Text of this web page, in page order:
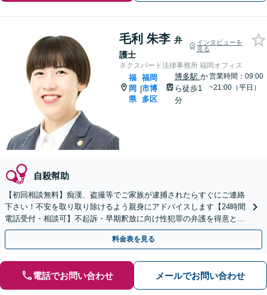
毛利 朱李 弁
護士
インタビューを
見る
ネクスパート法律事務所 福岡オフィス
福
岡
県
|
福岡
市博
多区
博多駅 か
ら徒歩1
分
営業時間：09:00
~21:00（平日）
自殺幇助
【初回相談無料】痴漢、盗撮等でご家族が逮捕されたらすぐにご連絡
下さい！不安を取り取り除けるよう親身にアドバイスします【24時間
電話受付・相談可】不起訴・早期釈放に向け性犯罪の弁護を得意とす
る経験豊富な弁護士がスピード対応！【最短即日対応可】
料金表を見る
電話でお問い合わせ メールでお問い合わせ